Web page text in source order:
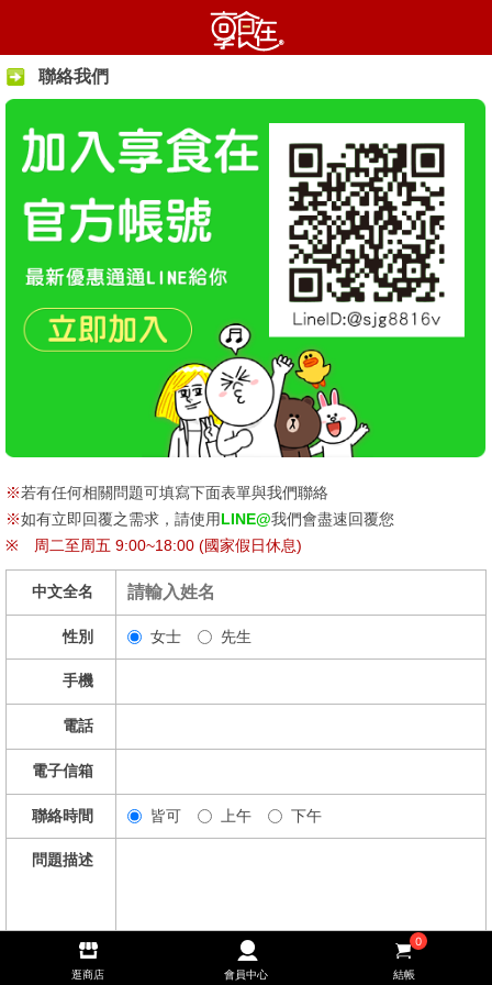
聯絡我們
※若有任何相關問題可填寫下面表單與我們聯絡
※如有立即回覆之需求，請使用LINE@我們會盡速回覆您
※
周二至周五 9:00~18:00 (國家假日休息)
中文全名
性別 女士 先生
手機
電話
電子信箱
聯絡時間 皆可 上午 下午
問題描述
逛商店 會員中心
0
結帳